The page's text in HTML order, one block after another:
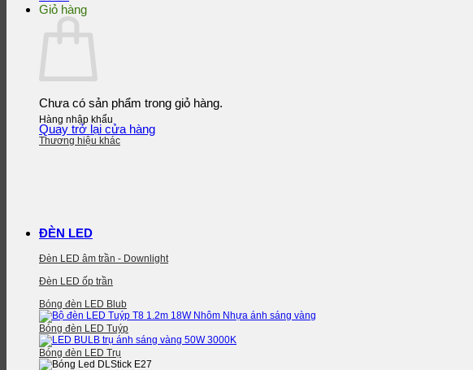
Giỏ hàng
Chưa có sản phẩm trong giỏ hàng.
Quay trở lại cửa hàng
Hàng nhập khẩu
Thương hiệu khác
ĐÈN LED
Đèn LED âm trần - Downlight
Đèn LED ốp trần
Bóng đèn LED Blub
Bóng đèn LED Tuýp
Bóng đèn LED Trụ